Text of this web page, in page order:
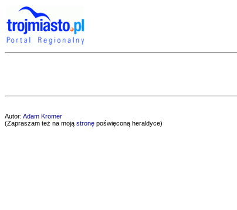
Autor: Adam Kromer
(Zapraszam też na moją stronę poświęconą heraldyce)